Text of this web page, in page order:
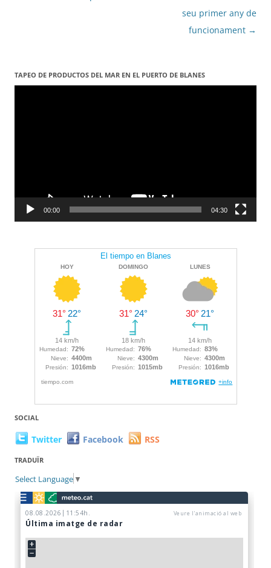
seu primer any de
funcionament →
TAPEO DE PRODUCTOS DEL MAR EN EL PUERTO DE BLANES
Reproductor
00:00 04:30
SOCIAL
Twitter Facebook RSS
TRADUÏR
Select Language ▼